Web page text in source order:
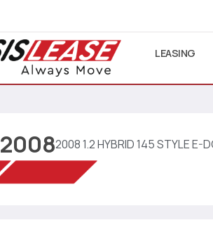
LEASING
20082008 1.2 HYBRID 145 STYLE E-